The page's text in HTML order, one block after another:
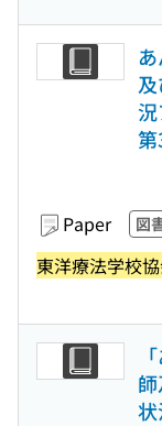
Paper 図
東洋療法学校